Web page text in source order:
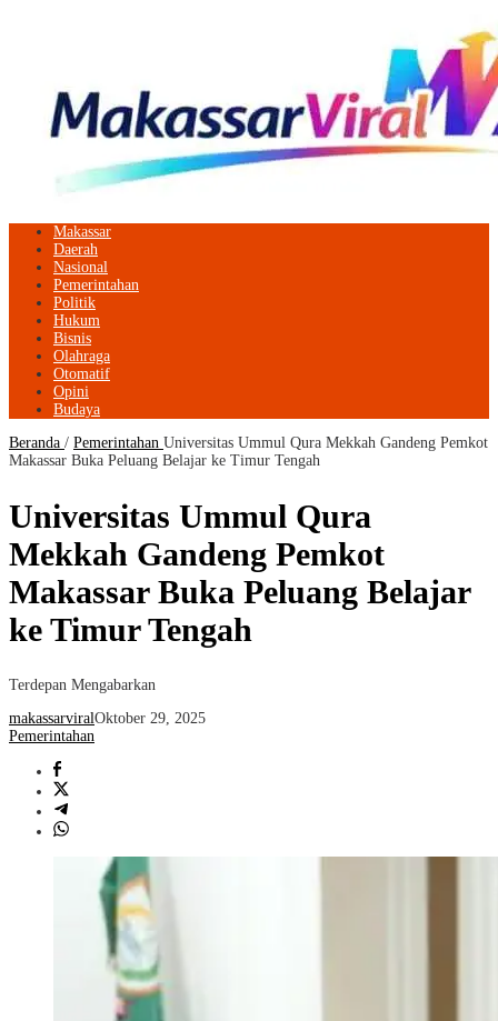
Makassar
Daerah
Nasional
Pemerintahan
Politik
Hukum
Bisnis
Olahraga
Otomatif
Opini
Budaya
Beranda / Pemerintahan Universitas Ummul Qura Mekkah Gandeng Pemkot
Makassar Buka Peluang Belajar ke Timur Tengah
Universitas Ummul Qura
Mekkah Gandeng Pemkot
Makassar Buka Peluang Belajar
ke Timur Tengah
Terdepan Mengabarkan
makassarviralOktober 29, 2025
Pemerintahan